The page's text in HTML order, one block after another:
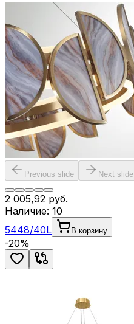
Previous slide Next slide
2 005,92 руб.
Наличие: 10
5448/40L
В корзину
-20%